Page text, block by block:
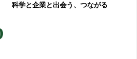
科学と企業と出会う、つながる